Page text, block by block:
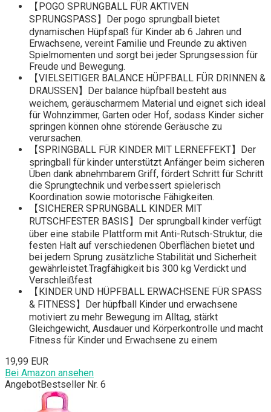
【POGO SPRUNGBALL FÜR AKTIVEN
SPRUNGSPASS】Der pogo sprungball bietet
dynamischen Hüpfspaß für Kinder ab 6 Jahren und
Erwachsene, vereint Familie und Freunde zu aktiven
Spielmomenten und sorgt bei jeder Sprungsession für
Freude und Bewegung.
【VIELSEITIGER BALANCE HÜPFBALL FÜR DRINNEN &
DRAUSSEN】Der balance hüpfball besteht aus
weichem, geräuscharmem Material und eignet sich ideal
für Wohnzimmer, Garten oder Hof, sodass Kinder sicher
springen können ohne störende Geräusche zu
verursachen.
【SPRINGBALL FÜR KINDER MIT LERNEFFEKT】Der
springball für kinder unterstützt Anfänger beim sicheren
Üben dank abnehmbarem Griff, fördert Schritt für Schritt
die Sprungtechnik und verbessert spielerisch
Koordination sowie motorische Fähigkeiten.
【SICHERER SPRUNGBALL KINDER MIT
RUTSCHFESTER BASIS】Der sprungball kinder verfügt
über eine stabile Plattform mit Anti-Rutsch-Struktur, die
festen Halt auf verschiedenen Oberflächen bietet und
bei jedem Sprung zusätzliche Stabilität und Sicherheit
gewährleistet.Tragfähigkeit bis 300 kg Verdickt und
Verschleißfest
【KINDER UND HÜPFBALL ERWACHSENE FÜR SPASS
& FITNESS】Der hüpfball Kinder und erwachsene
motiviert zu mehr Bewegung im Alltag, stärkt
Gleichgewicht, Ausdauer und Körperkontrolle und macht
Fitness für Kinder und Erwachsene zu einem
19,99 EUR
Bei Amazon ansehen
AngebotBestseller Nr. 6